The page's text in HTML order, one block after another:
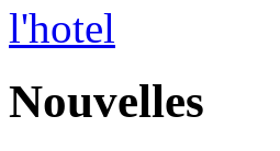
Nouvelles